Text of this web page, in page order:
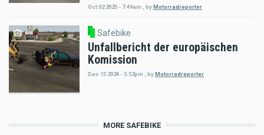
Oct 02 2025 - 7:49am byMotorradreporter
Safebike
Unfallbericht der europäischen
Komission
Dec 15 2024 - 5:52pm byMotorradreporter
MORE SAFEBIKE